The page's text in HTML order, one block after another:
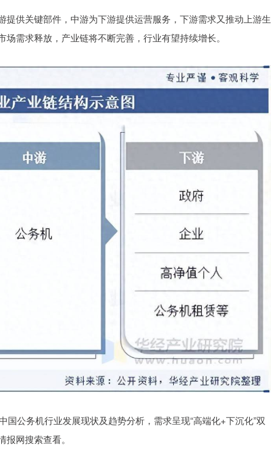
供关键部件，中游为下游提供运营服务，下游需求又推动上游生
需求释放，产业链将不断完善，行业有望持续增长。
公务机行业发展现状及趋势分析，需求呈现“高端化+下沉化”双
网搜索查看。